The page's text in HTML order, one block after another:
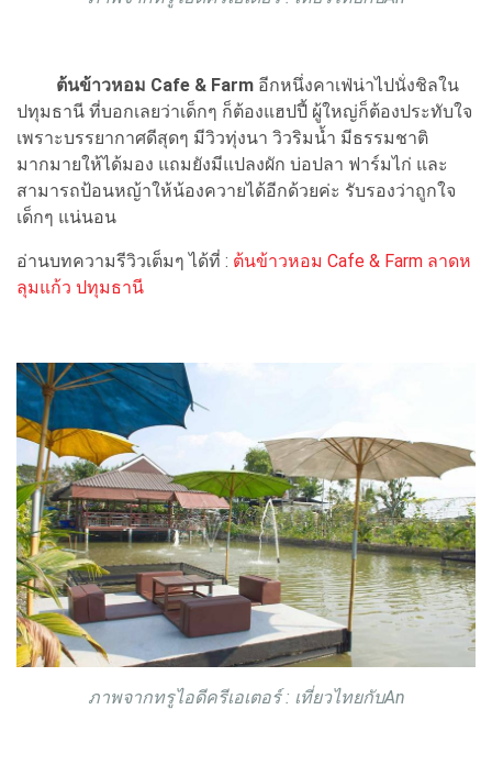
ต้นข้าวหอม Cafe & Farm อีกหนึ่งคาเฟ่น่าไปนั่งชิลใน
ปทุมธานี ที่บอกเลยว่าเด็กๆ ก็ต้องแฮปปี้ ผู้ใหญ่ก็ต้องประทับใจ
เพราะบรรยากาศดีสุดๆ มีวิวทุ่งนา วิวริมน้ำ มีธรรมชาติ
มากมายให้ได้มอง แถมยังมีแปลงผัก บ่อปลา ฟาร์มไก่ และ
สามารถป้อนหญ้าให้น้องควายได้อีกด้วยค่ะ รับรองว่าถูกใจ
เด็กๆ แน่นอน
อ่านบทความรีวิวเต็มๆ ได้ที่ : ต้นข้าวหอม Cafe & Farm ลาดห
ลุมแก้ว ปทุมธานี
ภาพจากทรูไอดีครีเอเตอร์ : เที่ยวไทยกับAn